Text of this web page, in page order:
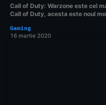
Call of Duty: Warzone este cel
Call of Duty, acesta este noul
Gaming
16 martie 2020